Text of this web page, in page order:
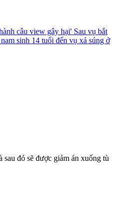
câu view gây hại' Sau vụ bắt
sinh 14 tuổi đến vụ xả súng ở
đó sẽ được giảm án xuống tù